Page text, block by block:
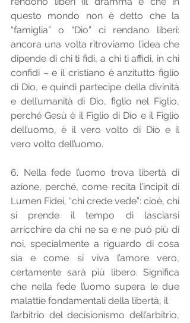
questo mondo non è detto che la
“famiglia” o “Dio” ci rendano liberi:
ancora una volta ritroviamo l’idea che
dipende di chi ti fidi, a chi ti affidi, in chi
confidi – e il cristiano è anzitutto figlio
di Dio, e quindi partecipe della divinità
e dell’umanità di Dio, figlio nel Figlio,
perché Gesù è il Figlio di Dio e il Figlio
dell’uomo, è il vero volto di Dio e il
vero volto dell’uomo.
6. Nella fede l’uomo trova libertà di
azione, perché, come recita l’incipit di
Lumen Fidei, “chi crede vede”: cioè, chi
si prende il tempo di lasciarsi
arricchire da chi ne sa e ne può più di
noi, specialmente a riguardo di cosa
sia e come si viva l’amore vero,
certamente sarà più libero. Significa
che nella fede l’uomo supera le due
malattie fondamentali della libertà, il
l’arbitrio del decisionismo dell’arbitrio,